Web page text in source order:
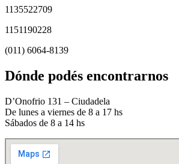
1135522709
1151190228
(011) 6064-8139
Dónde podés encontrarnos
D’Onofrio 131 – Ciudadela
De lunes a viernes de 8 a 17 hs
Sábados de 8 a 14 hs